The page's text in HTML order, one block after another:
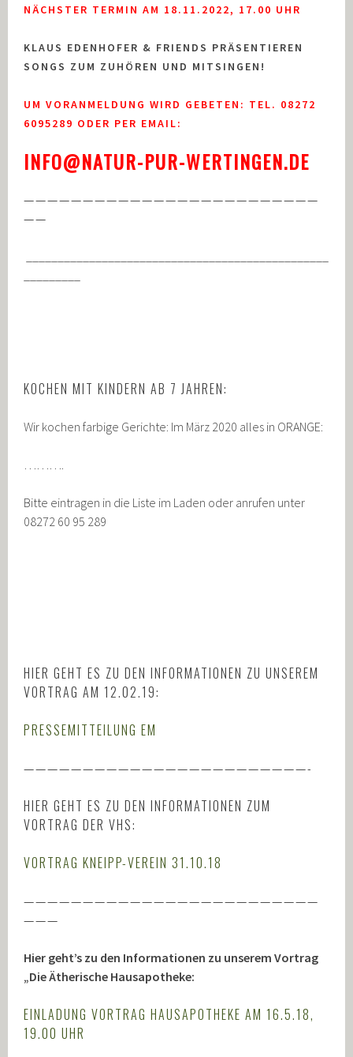
NÄCHSTER TERMIN AM 18.11.2022, 17.00 UHR
KLAUS EDENHOFER & FRIENDS PRÄSENTIEREN
SONGS ZUM ZUHÖREN UND MITSINGEN!
UM VORANMELDUNG WIRD GEBETEN: TEL. 08272
6095289 ODER PER EMAIL:
INFO@NATUR-PUR-WERTINGEN.DE
—————————————————————————
——
KOCHEN MIT KINDERN AB 7 JAHREN:
Wir kochen farbige Gerichte: Im März 2020 alles in ORANGE:
Bitte eintragen in die Liste im Laden oder anrufen unter
08272 60 95 289
HIER GEHT ES ZU DEN INFORMATIONEN ZU UNSEREM
VORTRAG AM 12.02.19:
PRESSEMITTEILUNG EM
————————————————————————-
HIER GEHT ES ZU DEN INFORMATIONEN ZUM
VORTRAG DER VHS:
VORTRAG KNEIPP-VEREIN 31.10.18
—————————————————————————
———
Hier geht’s zu den Informationen zu unserem Vortrag
„Die Ätherische Hausapotheke:
EINLADUNG VORTRAG HAUSAPOTHEKE AM 16.5.18,
19.00 UHR